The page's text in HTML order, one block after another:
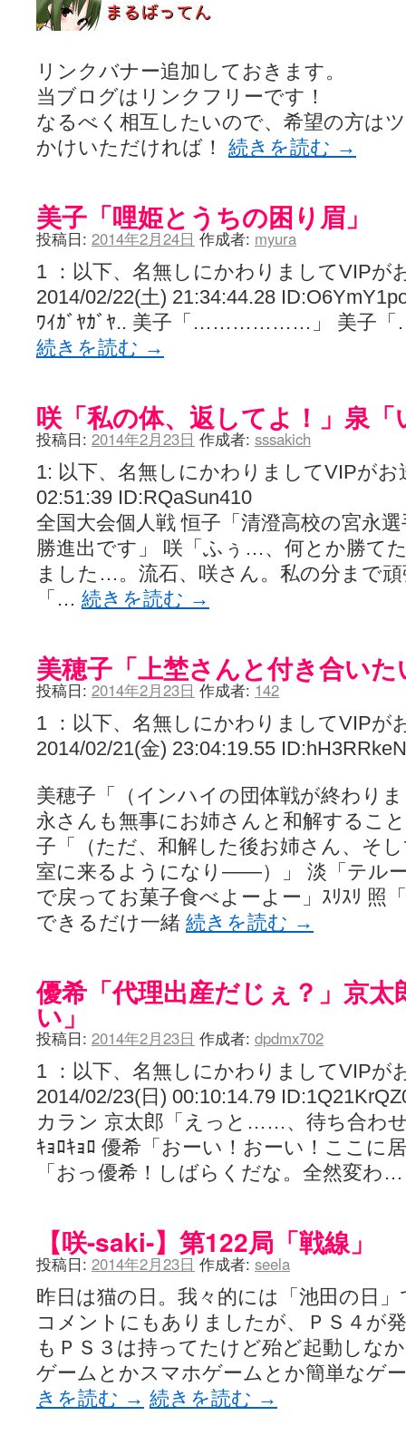
リンクバナー追加しておきます。
当ブログはリンクフリーです！
なるべく相互したいので、希望の方は
かけいただければ！ 続きを読む →
美子「哩姫とうちの困り眉」
投稿日: 2014年2月24日 作成者: myura
1 ：以下、名無しにかわりましてVIPが
2014/02/22(土) 21:34:44.28
ﾜｲｶﾞﾔｶﾞﾔ.. 美子「………………」 美子
続きを読む →
咲「私の体、返してよ！」泉
投稿日: 2014年2月23日 作成者: sssakich
1: 以下、名無しにかわりましてVIPがお
02:51:39 ID:RQaSun410
全国大会個人戦 恒子「清澄高校の宮永
勝進出です」 咲「ふぅ…、何とか勝て
ました…。流石、咲さん。私の分まで
「… 続きを読む →
美穂子「上埜さんと付き合い
投稿日: 2014年2月23日 作成者: 142
1 ：以下、名無しにかわりましてVIPが
2014/02/21(金) 23:04:19.55
美穂子「（インハイの団体戦が終わり
永さんも無事にお姉さんと和解するこ
子「（ただ、和解した後お姉さん、そ
室に来るようになり――）」 淡「テル
で戻ってお菓子食べよーよー」ｽﾘｽﾘ 照
できるだけ一緒 続きを読む →
優希「代理出産だじぇ？」京
い」
投稿日: 2014年2月23日 作成者: dpdmx702
1 ：以下、名無しにかわりましてVIPが
2014/02/23(日) 00:10:14.79
カラン 京太郎「えっと……、待ち合わ
ｷｮﾛｷｮﾛ 優希「おーい！おーい！ここに
「おっ優希！しばらくだな。全然変わ
【咲-saki-】第122局「戦線」
投稿日: 2014年2月23日 作成者: seela
昨日は猫の日。我々的には「池田の日
コメントにもありましたが、ＰＳ４が
もＰＳ３は持ってたけど殆ど起動しな
ゲームとかスマホゲームとか簡単なゲ
きを読む → 続きを読む →